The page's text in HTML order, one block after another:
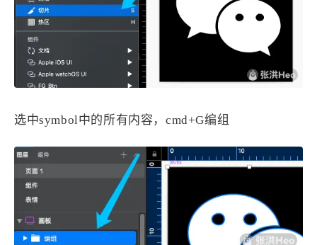
选中symbol中的所有内容，cmd+G编组